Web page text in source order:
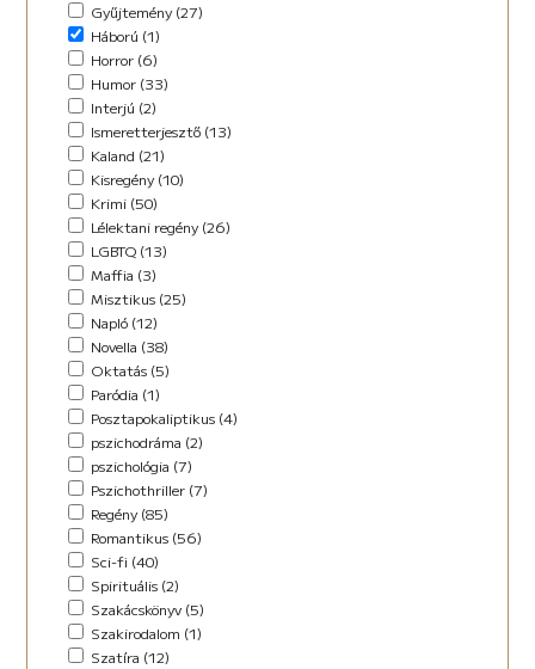
Misztikus (9)
Napló (4)
New Adult (5)
Novella (34)
Oktatás (2)
Paródia (3)
Regény (42)
Romantikus (29)
Sci-fi (14)
Steampunk (1)
Urban Fantasy (2)
Utikönyv (8)
Válogatott írások (48)
Vers (17)
Gyűjtemény (27)
Háború (1)
Horror (6)
Humor (33)
Interjú (2)
Ismeretterjesztő (13)
Kaland (21)
Kisregény (10)
Krimi (50)
Lélektani regény (26)
LGBTQ (13)
Maffia (3)
Misztikus (25)
Napló (12)
Novella (38)
Oktatás (5)
Paródia (1)
Posztapokaliptikus (4)
pszichodráma (2)
pszichológia (7)
Pszichothriller (7)
Regény (85)
Romantikus (56)
Sci-fi (40)
Spirituális (2)
Szakácskönyv (5)
Szakirodalom (1)
Szatíra (12)